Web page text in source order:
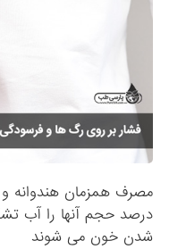
درصد حجم آنها را آب
شدن خون می شوند